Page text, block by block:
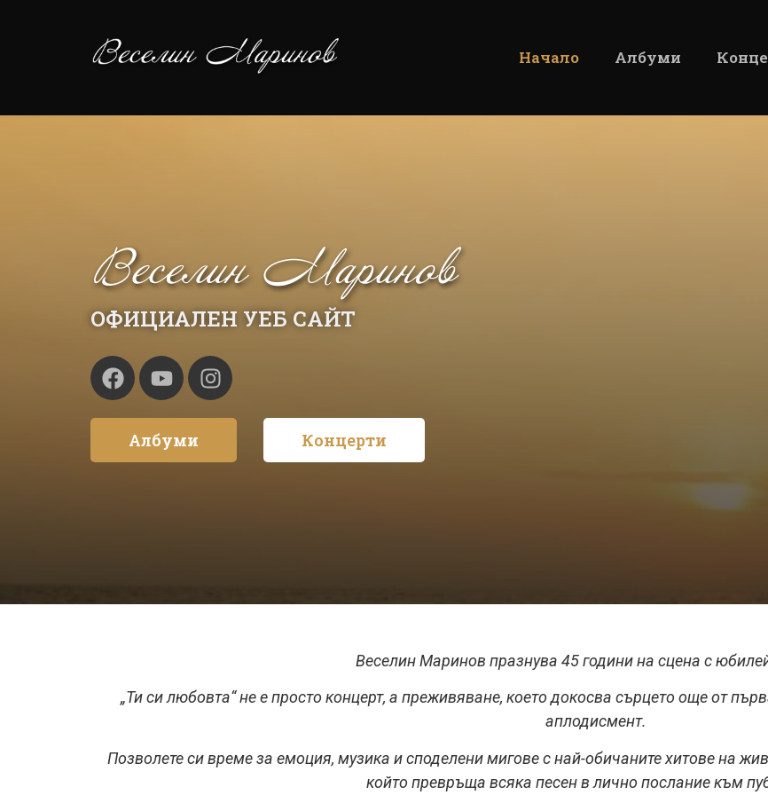
Начало Албуми
ОФИЦИАЛЕН УЕБ САЙТ
Албуми Концерти
Веселин Маринов празнува 45 години на сцена с
„Ти си любовта“ не е просто концерт, а преживяване, което докосва сърцето още от
аплодисмент.
Позволете си време за емоция, музика и споделени мигове с най-обичаните хитове на
който превръща всяка песен в лично послание към